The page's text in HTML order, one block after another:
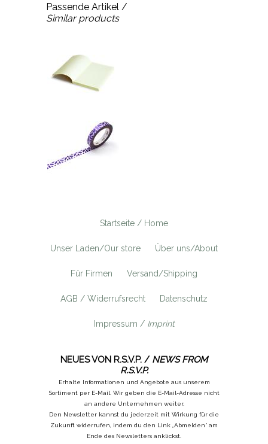
Passende Artikel /
Similar products
Startseite / Home
Unser Laden/Our store Über uns/About
Für Firmen Versand/Shipping
AGB / Widerrufsrecht Datenschutz
Impressum / Imprint
NEUES VON R.S.V.P. / NEWS FROM
R.S.V.P.
Erhalte Informationen und Angebote aus unserem
Sortiment per E-Mail. Wir geben die E-Mail-Adresse nicht
an andere Unternehmen weiter.
Den Newsletter kannst du jederzeit mit Wirkung für die
Zukunft widerrufen, indem du den Link „Abmelden“ am
Ende des Newsletters anklickst.